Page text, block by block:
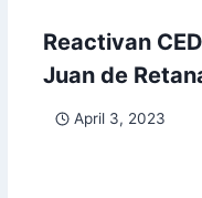
Reactivan
Juan de
April 3, 2023